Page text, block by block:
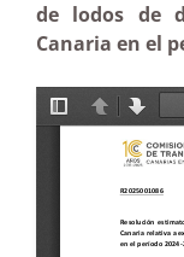
de lodos de
Canaria en el